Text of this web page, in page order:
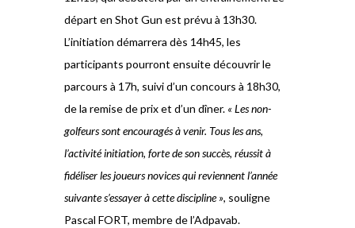
départ en Shot Gun est prévu à 13h30.
L’initiation démarrera dès 14h45, les
participants pourront ensuite découvrir le
parcours à 17h, suivi d’un concours à 18h30,
de la remise de prix et d’un dîner. « Les non-
golfeurs sont encouragés à venir. Tous les ans,
l’activité initiation, forte de son succès, réussit à
fidéliser les joueurs novices qui reviennent l’année
suivante s’essayer à cette discipline », souligne
Pascal FORT, membre de l’Adpavab.